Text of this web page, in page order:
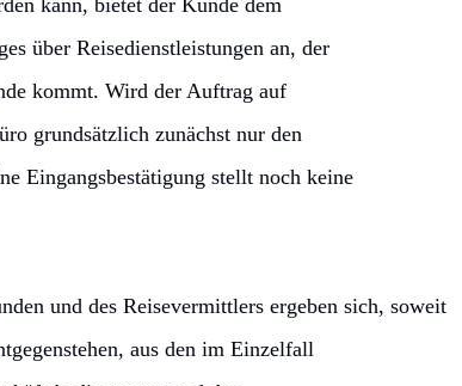
kann, bietet der Kunde dem
über Reisedienstleistungen an, der
kommt. Wird der Auftrag auf
grundsätzlich zunächst nur den
Eingangsbestätigung stellt noch keine
und des Reisevermittlers ergeben sich, soweit
aus den im Einzelfall